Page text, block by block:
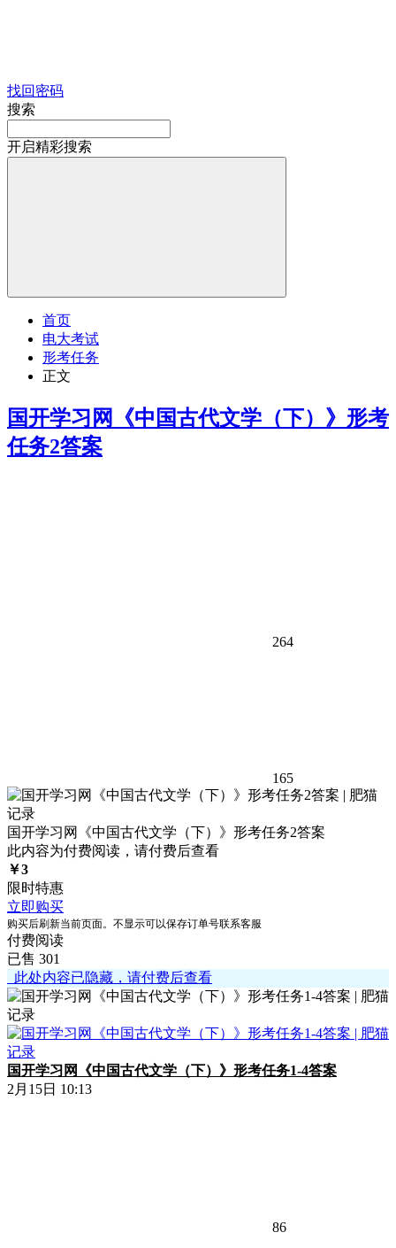
找回密码
搜索
开启精彩搜索
首页
电大考试
形考任务
正文
国开学习网《中国古代文学（下）》形考
任务2答案
264
165
国开学习网《中国古代文学（下）》形考任务2答案
此内容为付费阅读，请付费后查看
￥3
限时特惠
立即购买
购买后刷新当前页面。不显示可以保存订单号联系客服
付费阅读
已售 301
此处内容已隐藏，请付费后查看
国开学习网《中国古代文学（下）》形考任务1-4答案
2月15日 10:13
86